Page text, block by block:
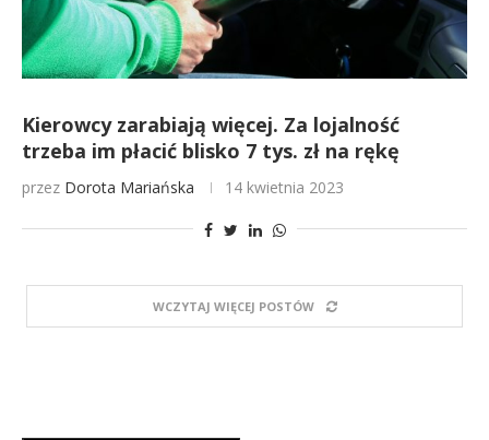
Kierowcy zarabiają więcej. Za lojalność
trzeba im płacić blisko 7 tys. zł na rękę
przez Dorota Mariańska 14 kwietnia 2023
WCZYTAJ WIĘCEJ POSTÓW